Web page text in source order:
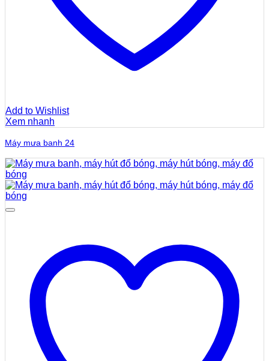
Add to Wishlist
Xem nhanh
Máy mưa banh 24